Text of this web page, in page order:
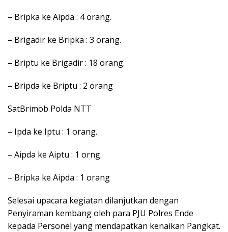
– Bripka ke Aipda : 4 orang.
– Brigadir ke Bripka : 3 orang.
– Briptu ke Brigadir : 18 orang.
– Bripda ke Briptu : 2 orang
SatBrimob Polda NTT
– Ipda ke Iptu : 1 orang.
– Aipda ke Aiptu : 1 orng.
– Bripka ke Aipda : 1 orang
Selesai upacara kegiatan dilanjutkan dengan
Penyiraman kembang oleh para PJU Polres Ende
kepada Personel yang mendapatkan kenaikan Pangkat.